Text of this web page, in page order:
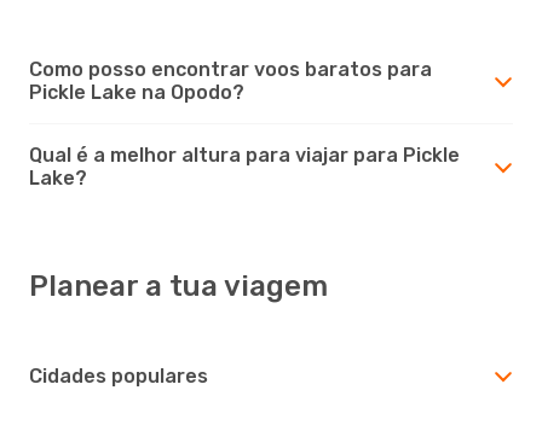
Como posso encontrar voos baratos para
Pickle Lake na Opodo?
Qual é a melhor altura para viajar para Pickle
Lake?
Planear a tua viagem
Cidades populares